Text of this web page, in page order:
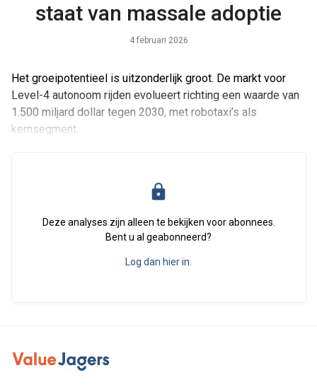
staat van massale adoptie
4 februari 2026
Het groeipotentieel is uitzonderlijk groot. De markt voor
Level-4 autonoom rijden evolueert richting een waarde van
1.500 miljard dollar tegen 2030, met robotaxi’s als
kernsegment.
Deze analyses zijn alleen te bekijken voor abonnees.
Bent u al geabonneerd?
Log dan hier in.